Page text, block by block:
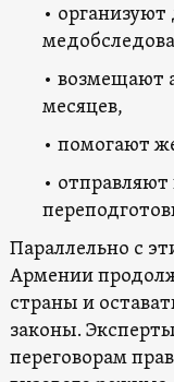
•
• возмещают
месяцев,
• помогают
•
Параллельно с
Армении
страны и
законы.
переговорам